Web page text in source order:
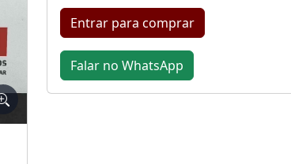
Entrar para comprar
Falar no WhatsApp